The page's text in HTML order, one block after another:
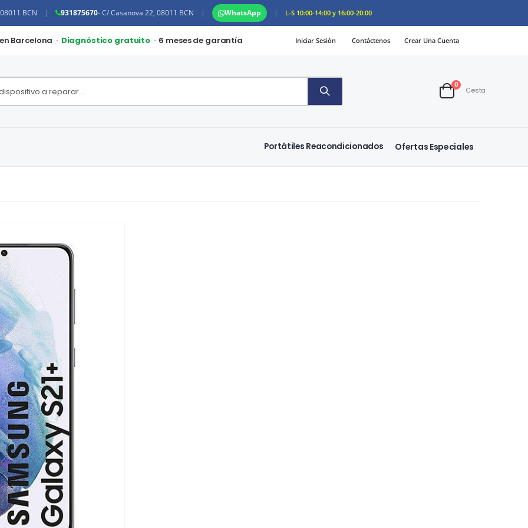
BCN | 931875670- C/ Casanova 22, 08011 BCN | WhatsApp | L-S 10:00-14:00 y 16:00-20:00
Barcelona · Diagnóstico gratuito · 6 meses de garantía Iniciar Sesión Contáctenos Crear Una Cuenta
Cart
0artículos
Cesta
Portátiles Reacondicionados Ofertas Especiales